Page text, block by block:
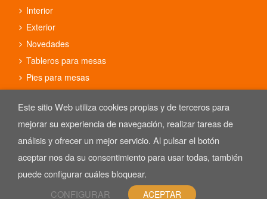
Interior
Exterior
Novedades
Tableros para mesas
Pies para mesas
Conjuntos
Copyright © 2025 REYMA mobiliario de hostelería. Las Imágenes de
Aviso Legal
Política de Privacidad
Este sitio Web utiliza cookies propias y de terceros para
mejorar su experiencia de navegación, realizar tareas de
análisis y ofrecer un mejor servicio. Al pulsar el botón
aceptar nos da su consentimiento para usar todas, también
puede configurar cuáles bloquear.
CONFIGURAR
ACEPTAR